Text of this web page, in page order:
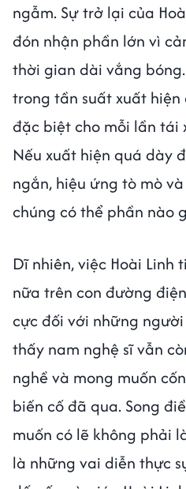
ngẫm. Sự trở lại của
đón nhận phần lớn vì
thời gian dài vắng
trong tần suất xuất
đặc biệt cho mỗi lần tái
Nếu xuất hiện quá dày
ngắn, hiệu ứng tò mò
chúng có thể phần nào
Dĩ nhiên, việc Hoài
nữa trên con đường
cực đối với những
thấy nam nghệ sĩ vẫn
nghề và mong muốn
biến cố đã qua. Song
muốn có lẽ không phải
là những vai diễn thực